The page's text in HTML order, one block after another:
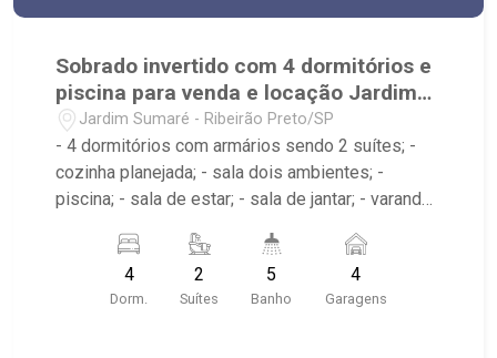
Sobrado invertido com 4 dormitórios e
piscina para venda e locação Jardim
Sumaré
Jardim Sumaré - Ribeirão Preto/SP
- 4 dormitórios com armários sendo 2 suítes; -
cozinha planejada; - sala dois ambientes; -
piscina; - sala de estar; - sala de jantar; - varanda
banheiros com armários, box e espelho; - lavabo;
- despensa; - corredor lateral; - área de serviço
com armários; - 4 vagas de garagem cobertas; -
4
Dorm.
2
Suítes
5
Banho
4
Garagens